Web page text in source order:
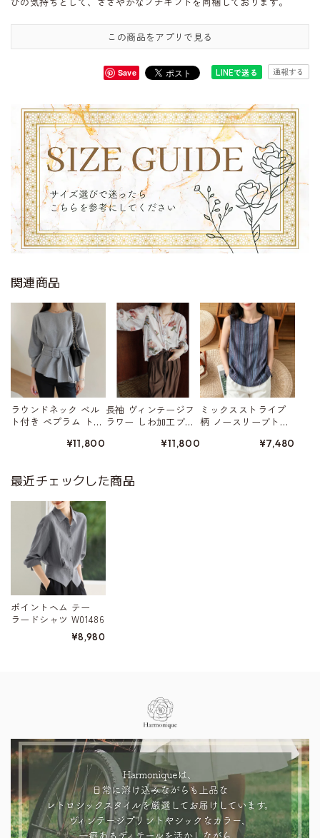
この商品をアプリで見る
Save LINEで送る 通報する
関連商品
ラウンドネック ベル
ト付き ペプラム トッ
¥11,800
長袖 ヴィンテージフ
ラワー しわ加工ブラ
¥11,800
ミックスストライプ
柄 ノースリーブトッ
¥7,480
最近チェックした商品
ポイントヘム テー
ラードシャツ W01486
¥8,980